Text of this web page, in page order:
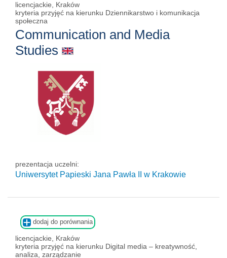
licencjackie, Kraków
kryteria przyjęć na kierunku Dziennikarstwo i komunikacja
społeczna
Communication and Media
Studies
prezentacja uczelni:
Uniwersytet Papieski Jana Pawła II w Krakowie
dodaj do porównania
licencjackie, Kraków
kryteria przyjęć na kierunku Digital media – kreatywność,
analiza, zarządzanie